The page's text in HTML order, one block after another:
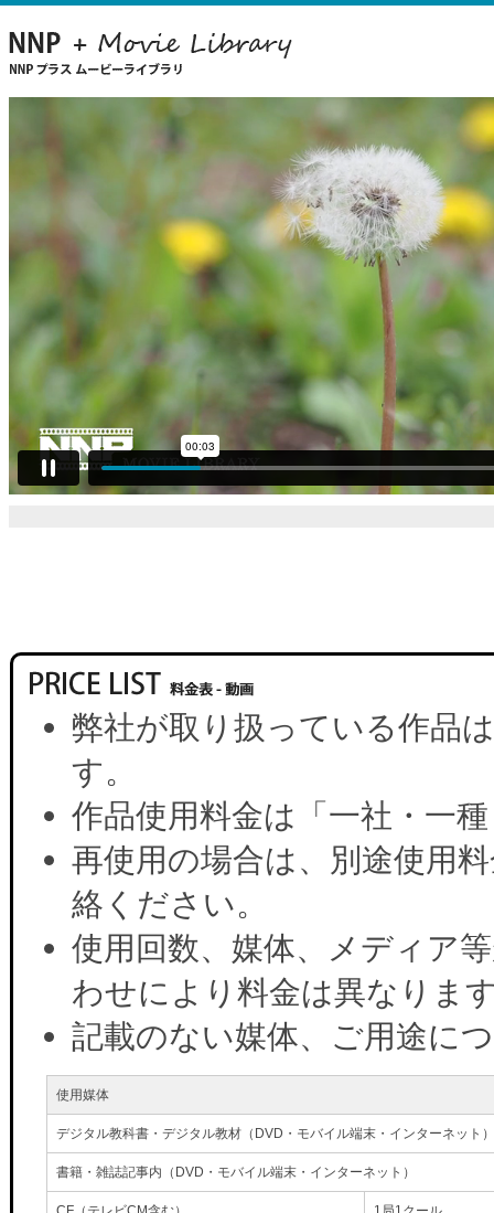
弊社が取り扱っている作品
す。
作品使用料金は「一社・一
再使用の場合は、別途使用
絡ください。
使用回数、媒体、メディア
わせにより料金は異なりま
記載のない媒体、ご用途に
使用媒体
デジタル教科書・デジタル教材（DVD・モバイル端末・インターネット）
書籍・雑誌記事内（DVD・モバイル端末・インターネット）